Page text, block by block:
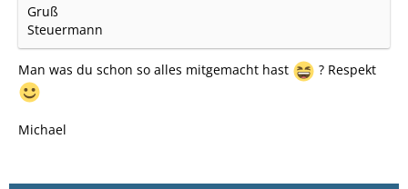
Gruß
Steuermann
Man was du schon so alles mitgemacht hast ? Respekt
Michael